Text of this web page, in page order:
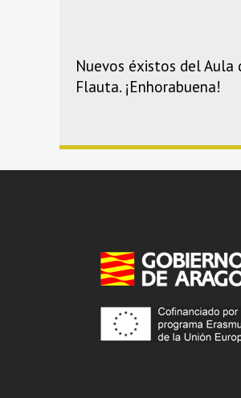
Nuevos éxistos del Aula
Flauta. ¡Enhorabuena!